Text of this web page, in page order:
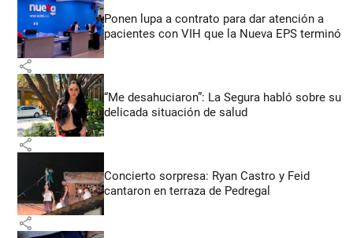
Ponen lupa a contrato para dar atención a
pacientes con VIH que la Nueva EPS terminó
share
“Me desahuciaron”: La Segura habló sobre su
delicada situación de salud
share
Concierto sorpresa: Ryan Castro y Feid
cantaron en terraza de Pedregal
share